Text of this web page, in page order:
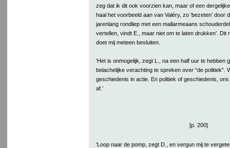
zeg dat ik dit ook voorzien kan, maar of een
haal het voorbeeld aan van Valéry, zo ‘bezeten’ door
jarenlang rondliep met een mallarmeaans
vertellen, vindt E., maar niet om te laten drukken’.
doet mij meteen besluiten.
‘Het is onmogelijk, zegt L., na een half uur te hebben
belachelijke verachting te spreken over “de politiek”.
geschiedenis in actie. En politiek of geschiedenis,
af.’
[p. 200]
‘Loop naar de pomp, zegt D., en vergun mij te